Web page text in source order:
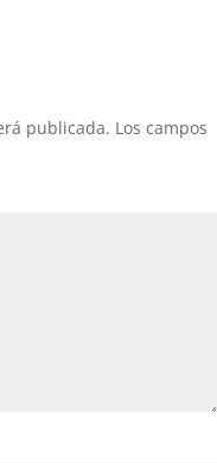
publicada. Los campos